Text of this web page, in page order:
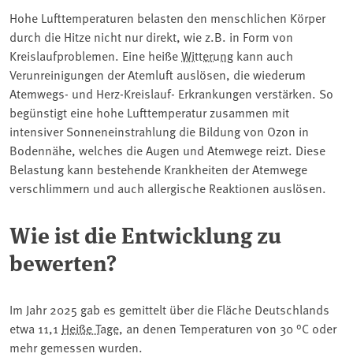
Hohe Lufttemperaturen belasten den menschlichen Körper
durch die Hitze nicht nur direkt, wie z.B. in Form von
Kreislaufproblemen. Eine heiße ⁠Witterung ⁠ kann auch
Verunreinigungen der Atemluft auslösen, die wiederum
Atemwegs- und Herz-Kreislauf- Erkrankungen verstärken. So
begünstigt eine hohe Lufttemperatur zusammen mit
intensiver Sonneneinstrahlung die Bildung von Ozon in
Bodennähe, welches die Augen und Atemwege reizt. Diese
Belastung kann bestehende Krankheiten der Atemwege
verschlimmern und auch allergische Reaktionen auslösen.
Wie ist die Entwicklung zu
bewerten?
Im Jahr 2025 gab es gemittelt über die Fläche Deutschlands
etwa 11,1 Heiße Tage, an denen Temperaturen von 30 °C oder
mehr gemessen wurden.